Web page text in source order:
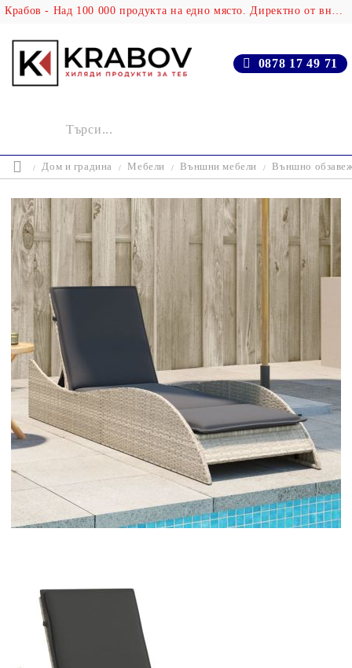
Крабов - Над 100 000 продукта на едно място. Директно от вносителя!
0878 17 49 71
Дом и градина Мебели Външни мебели Външно